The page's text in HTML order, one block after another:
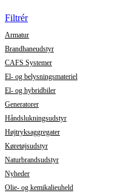
Filtrér
Armatur
Brandhaneudstyr
CAFS Systemer
El- og belysningsmateriel
El- og hybridbiler
Generatorer
Håndslukningsudstyr
Højtryksaggregater
Køretøjsudstyr
Naturbrandsudstyr
Nyheder
Olie- og kemikalieuheld